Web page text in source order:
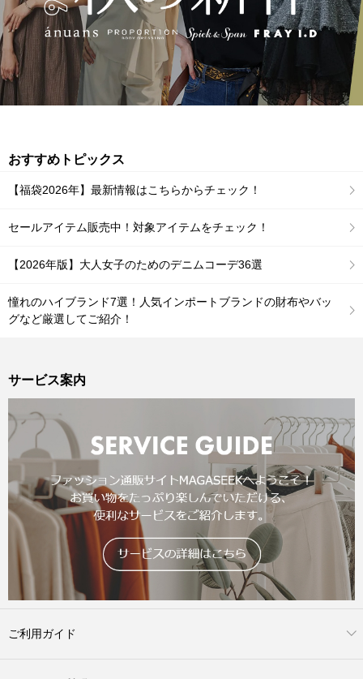
おすすめトピックス
【福袋2026年】最新情報はこちらからチェック！
セールアイテム販売中！対象アイテムをチェック！
【2026年版】大人女子のためのデニムコーデ36選
憧れのハイブランド7選！人気インポートブランドの財布やバッ
グなど厳選してご紹介！
サービス案内
ご利用ガイド